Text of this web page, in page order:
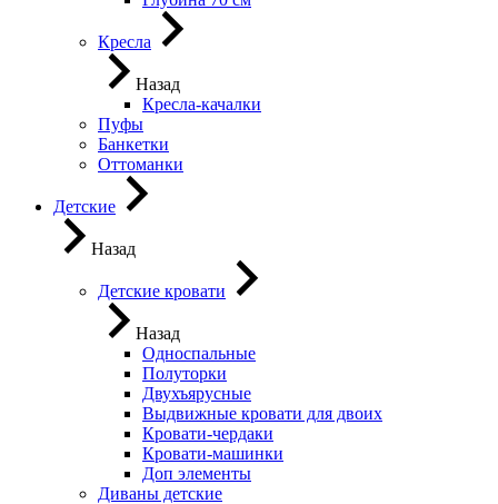
Кресла
Назад
Кресла-качалки
Пуфы
Банкетки
Оттоманки
Детские
Назад
Детские кровати
Назад
Односпальные
Полуторки
Двухъярусные
Выдвижные кровати для двоих
Кровати-чердаки
Кровати-машинки
Доп элементы
Диваны детские